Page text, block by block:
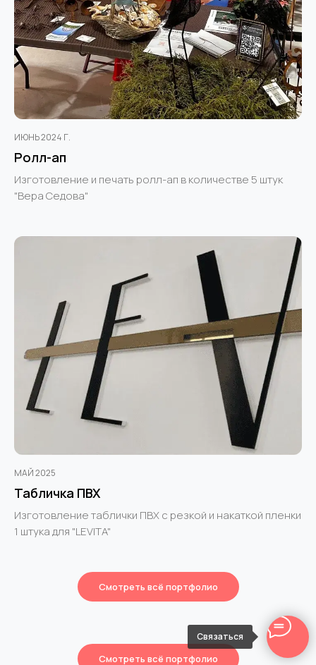
ИЮНЬ 2024 Г.
Ролл-ап
Изготовление и печать ролл-ап в количестве 5 штук
"Вера Седова"
МАЙ 2025
Табличка ПВХ
Изготовление таблички ПВХ с резкой и накаткой пленки
1 штука для "LEVITA"
Смотреть всё портфолио
Смотреть всё портфолио
Связаться